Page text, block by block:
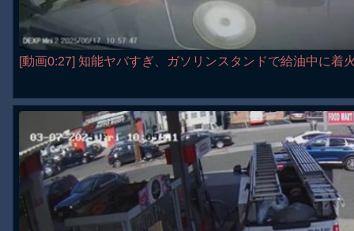
[動画0:27] 知能ヤバすぎ、ガソリンスタンドで給油中に着